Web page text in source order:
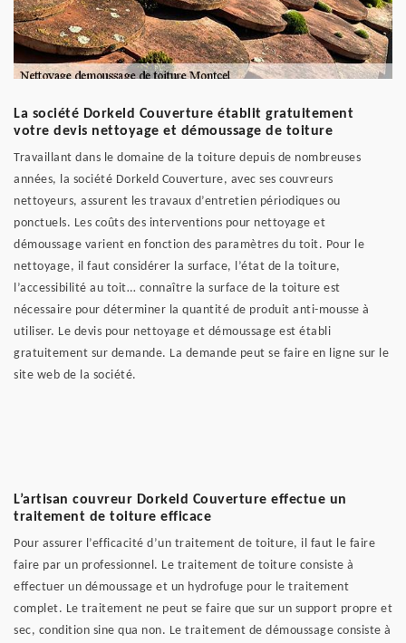
La société Dorkeld Couverture établit gratuitement
votre devis nettoyage et démoussage de toiture
Travaillant dans le domaine de la toiture depuis de nombreuses
années, la société Dorkeld Couverture, avec ses couvreurs
nettoyeurs, assurent les travaux d’entretien périodiques ou
ponctuels. Les coûts des interventions pour nettoyage et
démoussage varient en fonction des paramètres du toit. Pour le
nettoyage, il faut considérer la surface, l’état de la toiture,
l’accessibilité au toit… connaître la surface de la toiture est
nécessaire pour déterminer la quantité de produit anti-mousse à
utiliser. Le devis pour nettoyage et démoussage est établi
gratuitement sur demande. La demande peut se faire en ligne sur le
site web de la société.
L’artisan couvreur Dorkeld Couverture effectue un
traitement de toiture efficace
Pour assurer l’efficacité d’un traitement de toiture, il faut le faire
faire par un professionnel. Le traitement de toiture consiste à
effectuer un démoussage et un hydrofuge pour le traitement
complet. Le traitement ne peut se faire que sur un support propre et
sec, condition sine qua non. Le traitement de démoussage consiste à